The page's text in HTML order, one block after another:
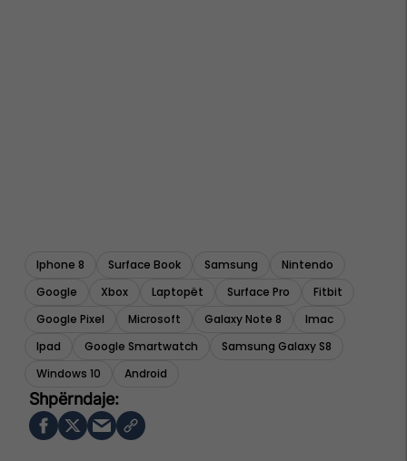
Iphone 8 Surface Book Samsung
Nintendo
Google
Xbox Laptopët Surface Pro
Fitbit
Google Pixel
Microsoft Galaxy Note 8
Imac
Ipad
Google Smartwatch
Samsung Galaxy S8
Windows 10
Android